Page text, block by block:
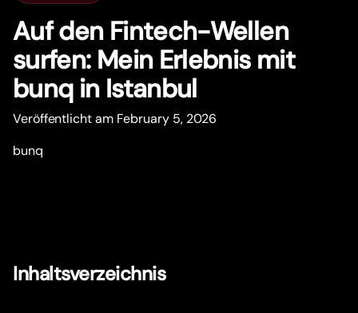
Auf den Fintech-Wellen
surfen: Mein Erlebnis mit
bunq in Istanbul
Veröffentlicht am February 5, 2026
bunq
Inhaltsverzeichnis